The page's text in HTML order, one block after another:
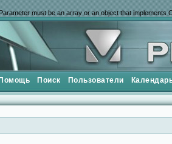
must be an array or an object that implements
Помощь Поиск Пользователи